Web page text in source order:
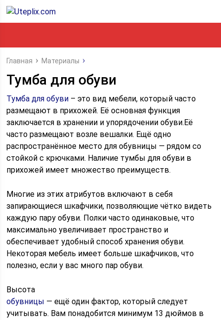
Главная Материалы
Тумба для обуви
Тумба для обуви – это вид мебели, который часто
размещают в прихожей. Её основная функция
заключается в хранении и упорядочении обуви.Её
часто размещают возле вешалки. Ещё одно
распространённое место для обувницы — рядом со
стойкой с крючками. Наличие тумбы для обуви в
прихожей имеет множество преимуществ.
Многие из этих атрибутов включают в себя
запирающиеся шкафчики, позволяющие чётко видеть
каждую пару обуви. Полки часто одинаковые, что
максимально увеличивает пространство и
обеспечивает удобный способ хранения обуви.
Некоторая мебель имеет больше шкафчиков, что
полезно, если у вас много пар обуви.
Высота
обувницы — ещё один фактор, который следует
учитывать. Вам понадобится минимум 13 дюймов в